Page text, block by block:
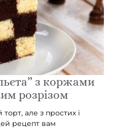
з коржами
розрізом
але з простих і
рецепт вам